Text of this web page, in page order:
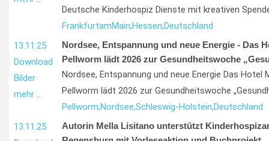
Deutsche Kinderhospiz Dienste mit kreativen
FrankfurtamMain;Hessen;Deutschland
13.11.25
Download
Bilder
mehr …
Nordsee, Entspannung und neue Energie - Das
Pellworm lädt 2026 zur Gesundheitswoche
Nordsee, Entspannung und neue Energie Das Hotel
Pellworm lädt 2026 zur Gesundheitswoche
Pellworm,Nordsee,Schleswig-Holstein,Deutschland
13.11.25
Autorin Mella Lisitano unterstützt